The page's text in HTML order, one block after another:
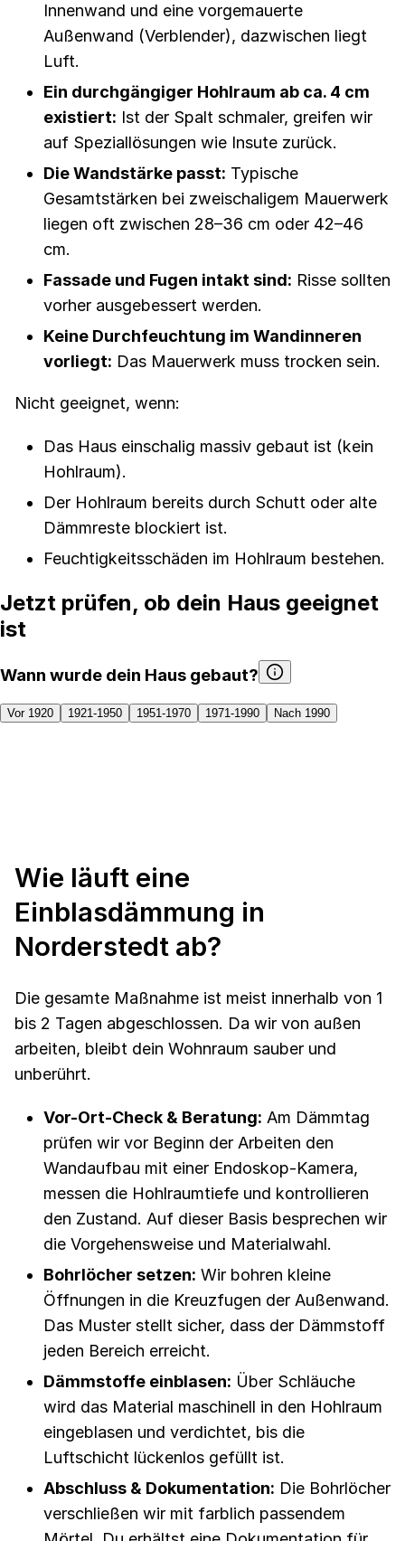
Innenwand und eine vorgemauerte
Außenwand (Verblender), dazwischen liegt
Luft.
Ein durchgängiger Hohlraum ab ca. 4 cm
existiert: Ist der Spalt schmaler, greifen wir
auf Speziallösungen wie Insute zurück.
Die Wandstärke passt: Typische
Gesamtstärken bei zweischaligem Mauerwerk
liegen oft zwischen 28–36 cm oder 42–46
cm.
Fassade und Fugen intakt sind: Risse sollten
vorher ausgebessert werden.
Keine Durchfeuchtung im Wandinneren
vorliegt: Das Mauerwerk muss trocken sein.
Nicht geeignet, wenn:
Das Haus einschalig massiv gebaut ist (kein
Hohlraum).
Der Hohlraum bereits durch Schutt oder alte
Dämmreste blockiert ist.
Feuchtigkeitsschäden im Hohlraum bestehen.
Jetzt prüfen, ob dein Haus geeignet
ist
Wann wurde dein Haus gebaut?
Vor 1920 1921-1950 1951-1970 1971-1990 Nach 1990
Wie läuft eine
Einblasdämmung in
Norderstedt ab?
Die gesamte Maßnahme ist meist innerhalb von 1
bis 2 Tagen abgeschlossen. Da wir von außen
arbeiten, bleibt dein Wohnraum sauber und
unberührt.
Vor-Ort-Check & Beratung: Am Dämmtag
prüfen wir vor Beginn der Arbeiten den
Wandaufbau mit einer Endoskop-Kamera,
messen die Hohlraumtiefe und kontrollieren
den Zustand. Auf dieser Basis besprechen wir
die Vorgehensweise und Materialwahl.
Bohrlöcher setzen: Wir bohren kleine
Öffnungen in die Kreuzfugen der Außenwand.
Das Muster stellt sicher, dass der Dämmstoff
jeden Bereich erreicht.
Dämmstoffe einblasen: Über Schläuche
wird das Material maschinell in den Hohlraum
eingeblasen und verdichtet, bis die
Luftschicht lückenlos gefüllt ist.
Abschluss & Dokumentation: Die Bohrlöcher
verschließen wir mit farblich passendem